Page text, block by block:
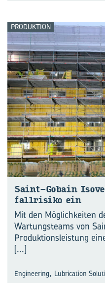
PRODUKTION
Saint-​Gobain
fall­ri­si­ko ein
Mit den Möglichkeiten
Wartungsteams von
Produktionsleistung
[...]
Engineering, Lubrication